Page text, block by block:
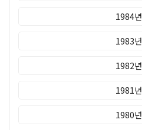
1984년
1983년
1982년
1981년
1980년